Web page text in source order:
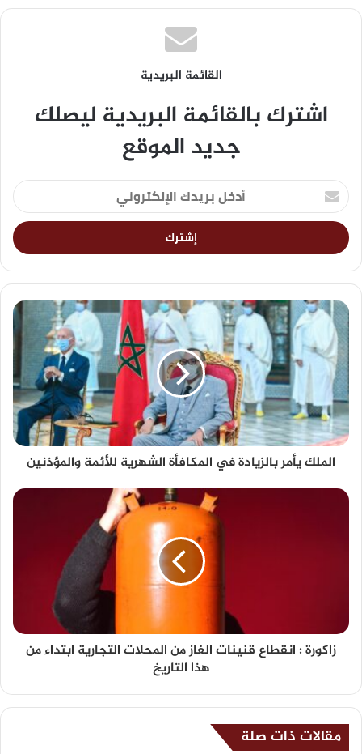
القائمة البريدية
اشترك بالقائمة البريدية ليصلك
جديد الموقع
الملك يأمر بالزيادة في المكافأة الشهرية للأئمة والمؤذنين
زاكورة : انقطاع قنينات الغاز من المحلات التجارية ابتداء من
هذا التاريخ
مقالات ذات صلة